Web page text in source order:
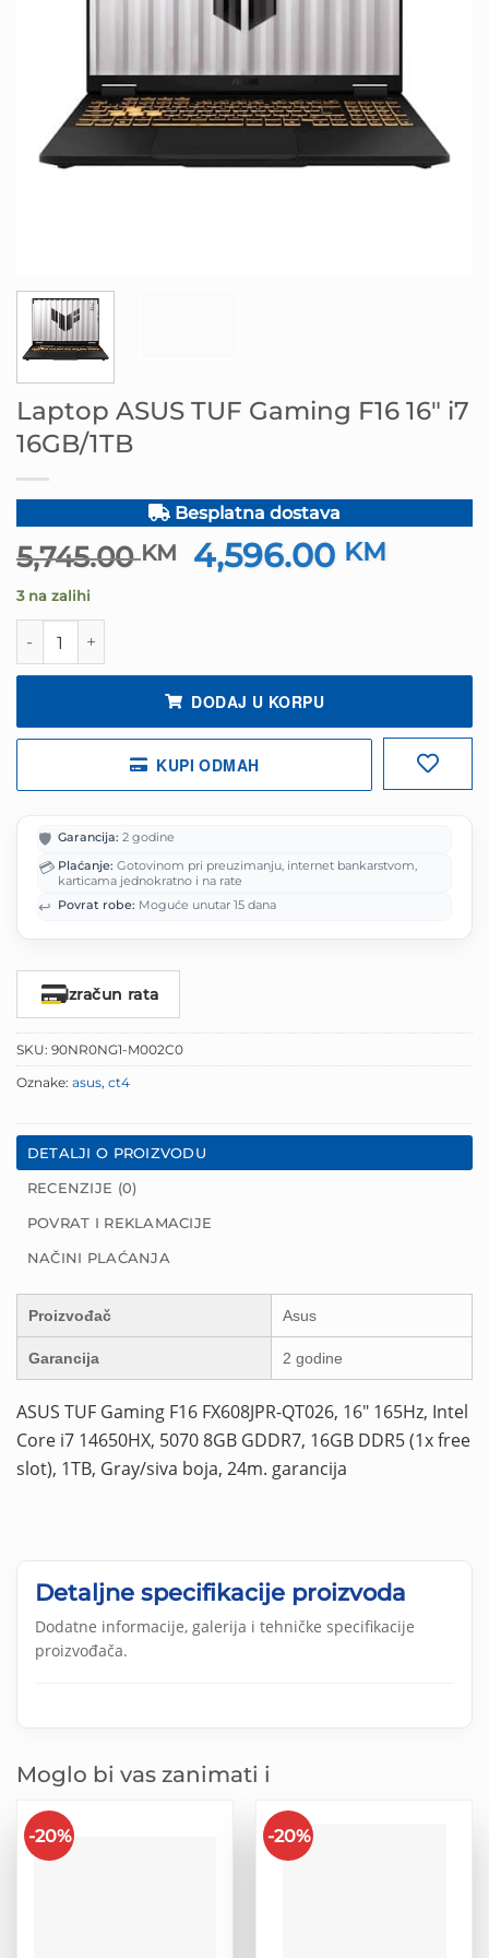
Laptop ASUS TUF Gaming F16 16″ i7
16GB/1TB
Besplatna dostava
5,745.00KM
Izvorna
cijena
4,596.00 KM
3 na zalihi
Laptop ASUS TUF Gaming F16 16" i7 16GB/1TB količina
DODAJ U KORPU
KUPI ODMAH
🛡️ Garancija: 2 godine
💳 Plaćanje: Gotovinom pri preuzimanju, internet bankarstvom,
karticama jednokratno i na rate
↩️ Povrat robe: Moguće unutar 15 dana
Izračun rata
SKU: 90NR0NG1-M002C0
Oznake: asus, ct4
DETALJI O PROIZVODU
RECENZIJE (0)
POVRAT I REKLAMACIJE
NAČINI PLAĆANJA
Proizvođač Asus
Garancija 2 godine
ASUS TUF Gaming F16 FX608JPR-QT026, 16″ 165Hz, Intel
Core i7 14650HX, 5070 8GB GDDR7, 16GB DDR5 (1x free
slot), 1TB, Gray/siva boja, 24m. garancija
Detaljne specifikacije proizvoda
Dodatne informacije, galerija i tehničke specifikacije
proizvođača.
Moglo bi vas zanimati i
-20% -20%